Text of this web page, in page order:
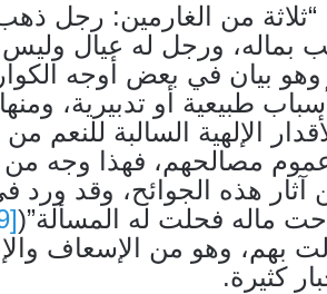
من الغارمين: رجل
بماله، ورجل له عيال
وهو بيان في بعض أوجه
طبيعية أو تدبيرية،
الإلهية السالبة للنعم
مصالحهم، فهذا وجه
آثار هذه الجوائح، وقد ورد
ماله فحلت له المسألة”([9]
بهم، وهو من الإسعاف
كثيرة.